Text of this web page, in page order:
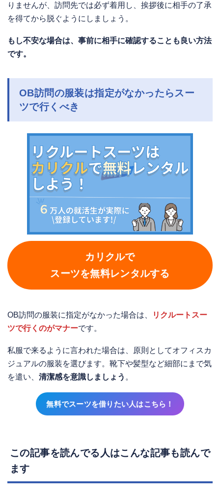
りませんが、訪問先では必ず着用し、挨拶後に相手の了承
を得てから脱ぐようにしましょう。
もし不安な場合は、事前に相手に確認することも良い方法
です。
OB訪問の服装は指定がなかったらスー
ツで行くべき
カリクルで
スーツを無料レンタルする
OB訪問の服装に指定がなかった場合は、
リクルートスー
ツで行くのがマナーです。
私服で来るように言われた場合は、原則としてオフィスカ
ジュアルの服装を選びます。靴下や髪型など細部にまで気
を遣い、 清潔感を意識しましょう 。
無料でスーツを借りたい人はこちら！
この記事を読んでる人はこんな記事も読んで
ます